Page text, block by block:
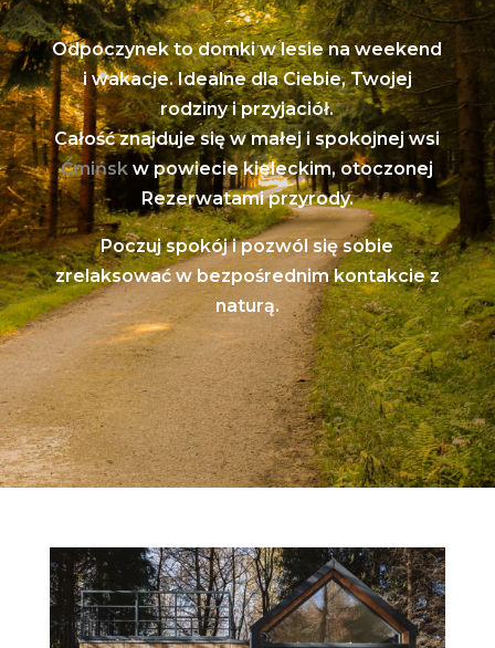
Odpoczynek to domki w lesie na weekend
i wakacje. Idealne dla Ciebie, Twojej
rodziny i przyjaciół.
Całość znajduje się w małej i spokojnej wsi
Ćmińsk w powiecie kieleckim, otoczonej
Rezerwatami przyrody.
Poczuj spokój i pozwól się sobie
zrelaksować w bezpośrednim kontakcie z
naturą.